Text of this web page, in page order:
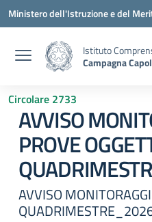
Vai ai contenuti
Vai al menu di navigazione
Vai al footer
Ministero dell'Istruzione e del
Istituto
Campagna
Circolare 2733
AVVISO
PROVE
AVVISO